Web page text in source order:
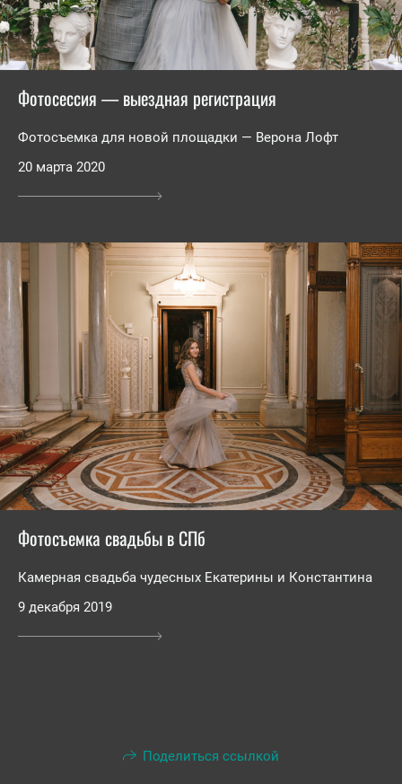
Фотосессия — выездная регистрация
Фотосъемка для новой площадки — Верона Лофт
20 марта 2020
Фотосъемка свадьбы в СПб
Камерная свадьба чудесных Екатерины и Константина
9 декабря 2019
Поделиться ссылкой